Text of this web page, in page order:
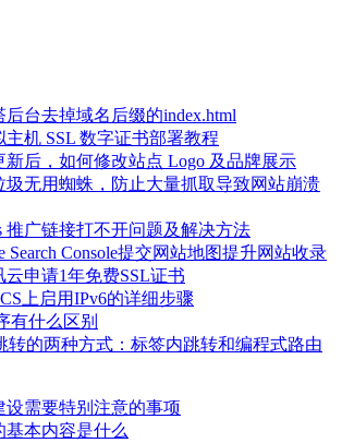
台去掉域名后缀的index.html
主机 SSL 数字证书部署教程
新后，如何修改站点 Logo 及品牌展示
圾无用蜘蛛，防止大量抓取导致网站崩溃
推广链接打不开问题及解决方法
Search Console提交网站地图提升网站收录
云申请1年免费SSL证书
上启用IPv6的详细步骤
有什么区别
转的两种方式：标签内跳转和编程式路由
设需要特别注意的事项
基本内容是什么